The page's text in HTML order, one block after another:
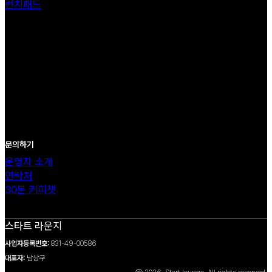
런치패드
문의하기
운영자 소개
연락처
30분 커피챗
스타트 라운지
사업자등록번호: 831-49-00586
대표자: 남상구